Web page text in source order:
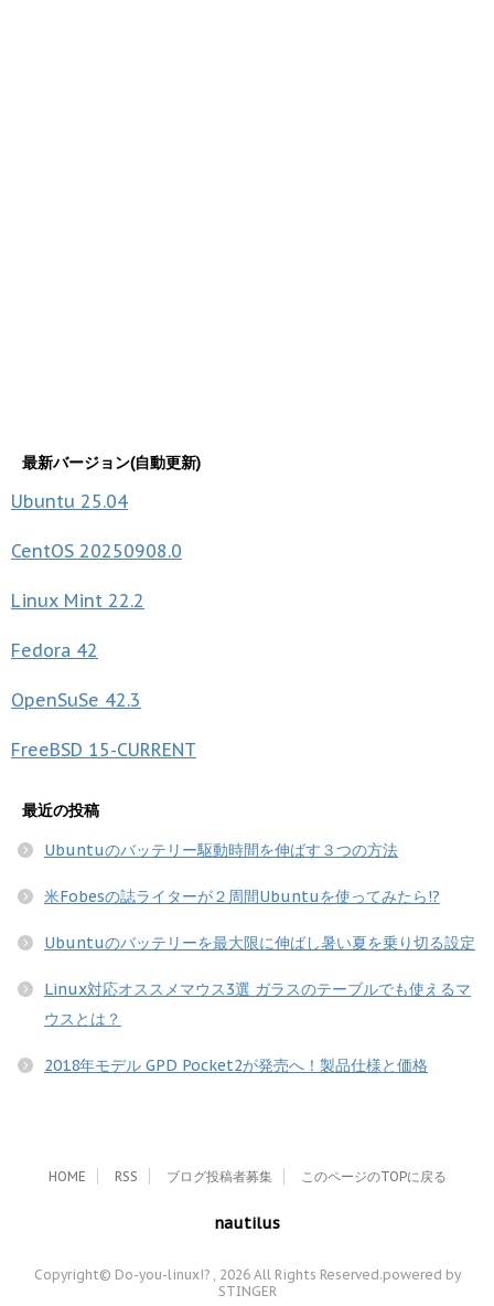
最新バージョン(自動更新)
Ubuntu 25.04
CentOS 20250908.0
Linux Mint 22.2
Fedora 42
OpenSuSe 42.3
FreeBSD 15-CURRENT
最近の投稿
Ubuntuのバッテリー駆動時間を伸ばす３つの方法
米Fobesの誌ライターが２周間Ubuntuを使ってみたら!?
Ubuntuのバッテリーを最大限に伸ばし暑い夏を乗り切る設定
Linux対応オススメマウス3選 ガラスのテーブルでも使えるマ
ウスとは？
2018年モデル GPD Pocket2が発売へ！製品仕様と価格
HOME RSS ブログ投稿者募集 このページのTOPに戻る
nautilus
Copyright© Do-you-linux!? , 2026 All Rights Reserved.powered by
STINGER